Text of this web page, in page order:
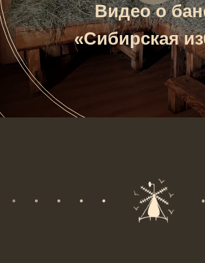
Видео о
«Сибирская